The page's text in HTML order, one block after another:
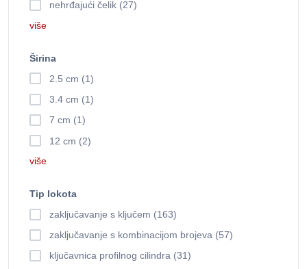
nehrđajući čelik (27)
više
Širina
2.5 cm (1)
3.4 cm (1)
7 cm (1)
12 cm (2)
više
Tip lokota
zaključavanje s ključem (163)
zaključavanje s kombinacijom brojeva (57)
ključavnica profilnog cilindra (31)